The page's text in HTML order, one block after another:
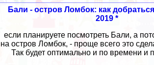
Бали - остров Ломбок: как
2019 *
если планируете посмотреть Бали, а
на остров Ломбок, - проще всего это
Так будет оптимально и по времени и